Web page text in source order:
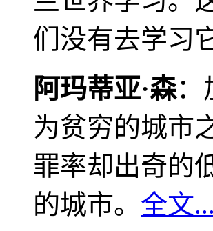
们没有去学习
阿玛蒂亚·森：
为贫穷的城市
罪率却出奇的
的城市。 全文...